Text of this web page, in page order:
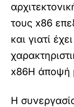
τους x86
και γιατί
x86Η άποψή
Η